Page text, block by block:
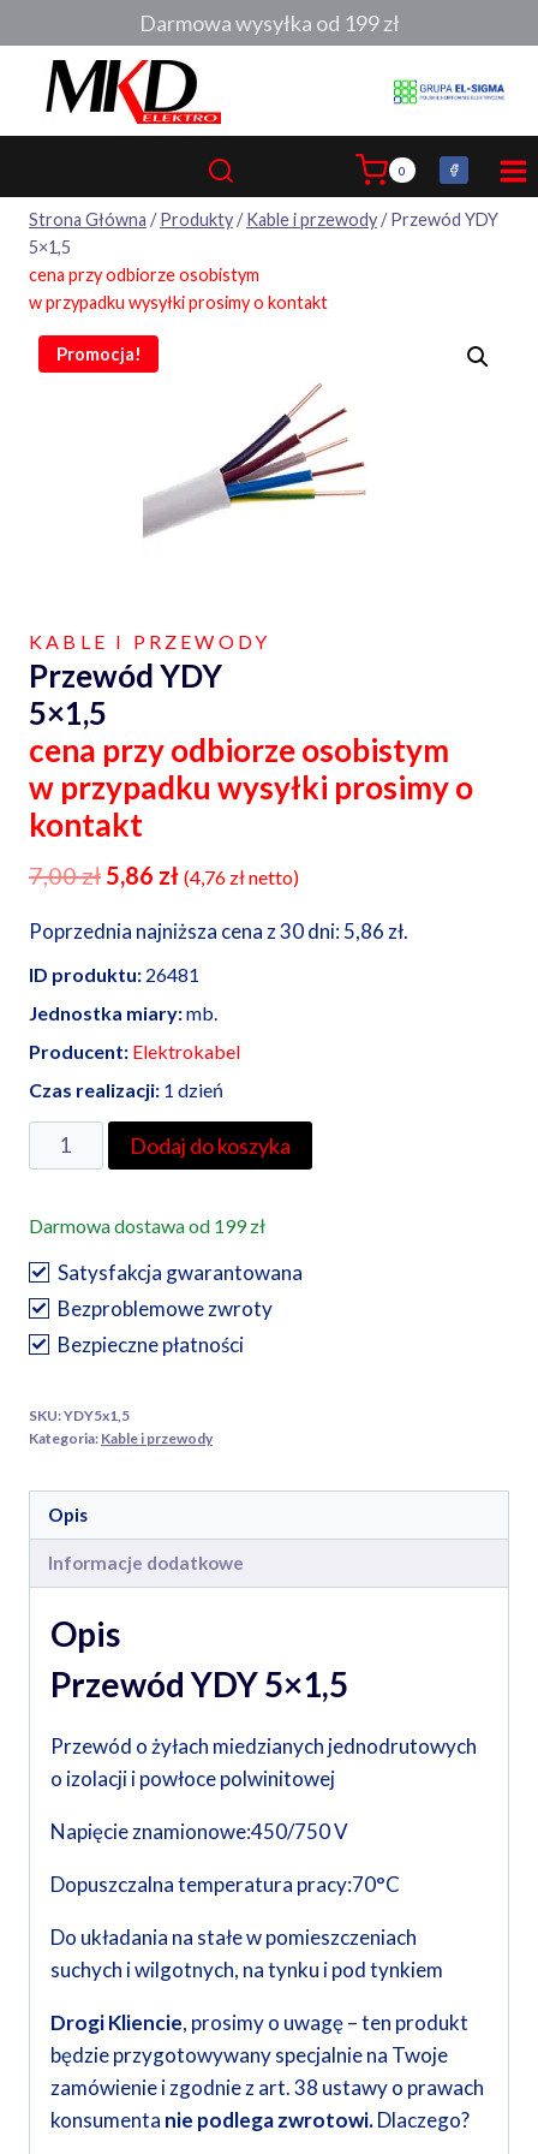
do
0
Strona Główna / Produkty/ Kable i przewody/ Przewód YDY
5×1,5
cena przy odbiorze osobistym
w przypadku wysyłki prosimy o kontakt
Promocja!
KABLE I PRZEWODY
Przewód YDY
5×1,5
cena przy odbiorze osobistym
w przypadku wysyłki prosimy o
kontakt
7,00zł Pierwotna
wynosiła:
7,00 zł.
5,86 złAktualna
5,86 zł.
(4,76 złnetto)
Poprzednia najniższa cena z 30 dni:5,86 zł.
ID produktu: 26481
Jednostka miary:mb.
Producent: Elektrokabel
Czas realizacji: 1 dzień
ilość
Przewód
przy
odbiorze
osobistymw
przypadku
wysyłki
o
Dodaj do koszyka
Darmowa dostawa od 199 zł
Satysfakcja gwarantowana
Bezproblemowe zwroty
Bezpieczne płatności
SKU:YDY5x1,5
Kategoria: Kable i przewody
Opis
Informacje dodatkowe
Opis
Przewód YDY 5×1,5
Przewód o żyłach miedzianych jednodrutowych
o izolacji i powłoce polwinitowej
Napięcie znamionowe:450/750 V
Dopuszczalna temperatura pracy:70°C
Do układania na stałe w pomieszczeniach
suchych i wilgotnych, na tynku i pod tynkiem
Drogi Kliencie, prosimy o uwagę – ten produkt
będzie przygotowywany specjalnie na Twoje
zamówienie i zgodnie z art. 38 ustawy o prawach
konsumenta nie podlega zwrotowi.Dlaczego?
Darmowa wysyłka od 199 zł